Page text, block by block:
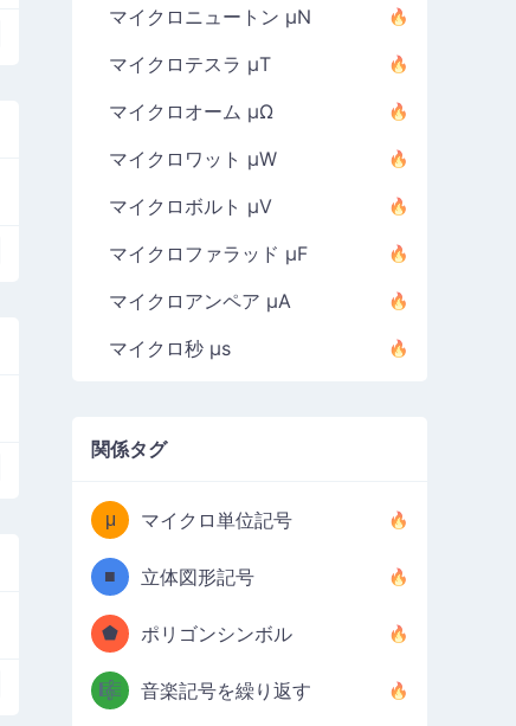
マイクロニュートン µN
マイクロテスラ µT
マイクロオーム µΩ
マイクロワット µW
マイクロボルト µV
マイクロファラッド µF
マイクロアンペア µA
マイクロ秒 µs
関係タグ
μ マイクロ単位記号
■ 立体図形記号
⬟ ポリゴンシンボル
🎼 音楽記号を繰り返す